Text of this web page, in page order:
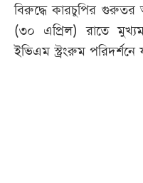
বিরুদ্ধে কারচুপির
(৩০ এপ্রিল) রাতে
ইভিএম স্ট্রংরুম পরিদর্শনে